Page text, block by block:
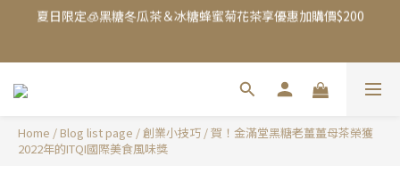
夏日限定🧊黑糖冬瓜茶＆冰糖蜂蜜菊花茶享優惠加購價$200
加入Line 官方帳號，送你$50優惠券，現領現折！點我立即加入領
Home / Blog list page /創業小技巧 /賀！金滿堂黑糖老薑薑母茶榮獲
2022年的ITQI國際美食風味獎